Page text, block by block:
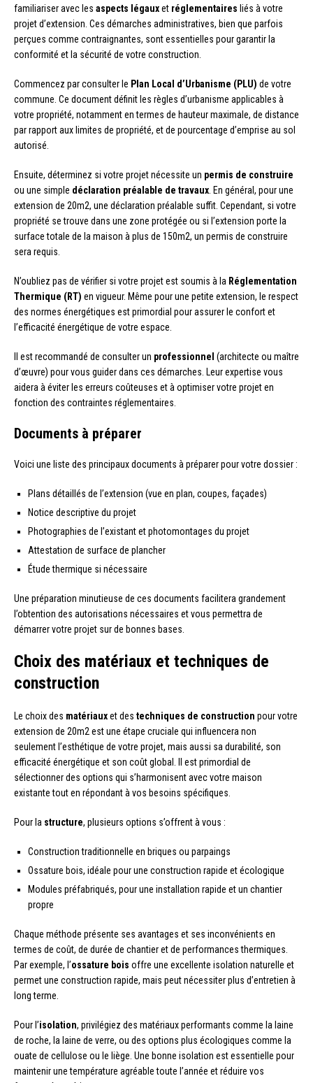
familiariser avec les aspects légauxet réglementaires liés à votre
projet d’extension. Ces démarches administratives, bien que parfois
perçues comme contraignantes, sont essentielles pour garantir la
conformité et la sécurité de votre construction.
Commencez par consulter le Plan Local d’Urbanisme (PLU) de votre
commune. Ce document définit les règles d’urbanisme applicables à
votre propriété, notamment en termes de hauteur maximale, de distance
par rapport aux limites de propriété, et de pourcentage d’emprise au sol
autorisé.
Ensuite, déterminez si votre projet nécessite un permis de construire
ou une simple déclaration préalable de travaux . En général, pour une
extension de 20m2, une déclaration préalable suffit. Cependant, si votre
propriété se trouve dans une zone protégée ou si l’extension porte la
surface totale de la maison à plus de 150m2, un permis de construire
sera requis.
N’oubliez pas de vérifier si votre projet est soumis à la Réglementation
Thermique (RT) en vigueur. Même pour une petite extension, le respect
des normes énergétiques est primordial pour assurer le confort et
l’efficacité énergétique de votre espace.
Il est recommandé de consulter un professionnel (architecte ou maître
d’œuvre) pour vous guider dans ces démarches. Leur expertise vous
aidera à éviter les erreurs coûteuses et à optimiser votre projet en
fonction des contraintes réglementaires.
Documents à préparer
Voici une liste des principaux documents à préparer pour votre dossier :
Plans détaillés de l’extension (vue en plan, coupes, façades)
Notice descriptive du projet
Photographies de l’existant et photomontages du projet
Attestation de surface de plancher
Étude thermique si nécessaire
Une préparation minutieuse de ces documents facilitera grandement
l’obtention des autorisations nécessaires et vous permettra de
démarrer votre projet sur de bonnes bases.
Choix des matériaux et techniques de
construction
Le choix des matériauxet des techniques de construction pour votre
extension de 20m2 est une étape cruciale qui influencera non
seulement l’esthétique de votre projet, mais aussi sa durabilité, son
efficacité énergétique et son coût global. Il est primordial de
sélectionner des options qui s’harmonisent avec votre maison
existante tout en répondant à vos besoins spécifiques.
Pour la structure, plusieurs options s’offrent à vous :
Construction traditionnelle en briques ou parpaings
Ossature bois, idéale pour une construction rapide et écologique
Modules préfabriqués, pour une installation rapide et un chantier
propre
Chaque méthode présente ses avantages et ses inconvénients en
termes de coût, de durée de chantier et de performances thermiques.
Par exemple, l’ossature bois offre une excellente isolation naturelle et
permet une construction rapide, mais peut nécessiter plus d’entretien à
long terme.
Pour l’isolation, privilégiez des matériaux performants comme la laine
de roche, la laine de verre, ou des options plus écologiques comme la
ouate de cellulose ou le liège. Une bonne isolation est essentielle pour
maintenir une température agréable toute l’année et réduire vos